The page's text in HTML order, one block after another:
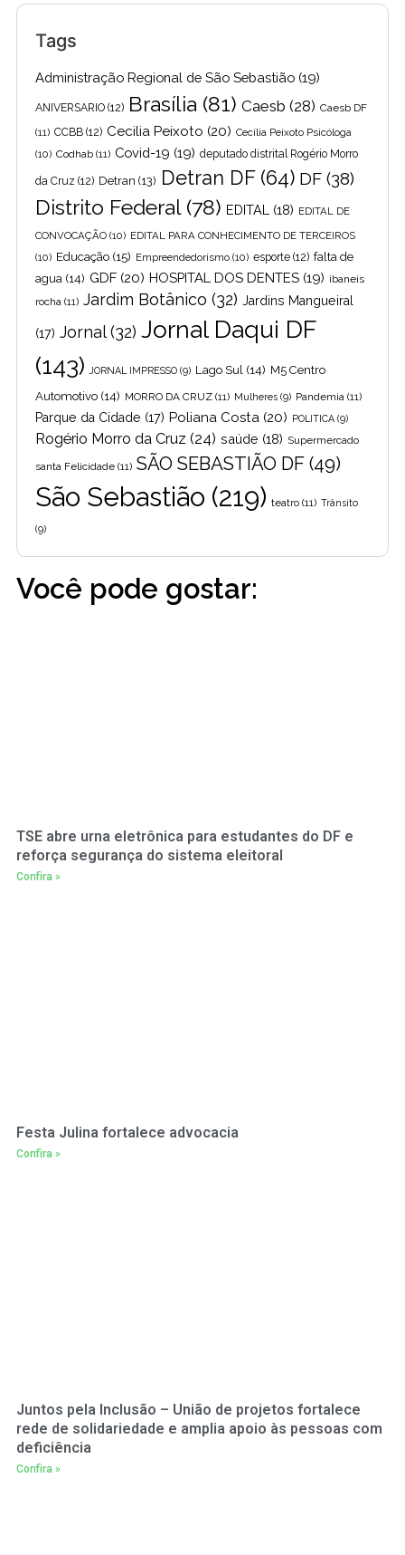
Tags
Administração Regional de São Sebastião (19)
ANIVERSARIO (12) Brasília (81) Caesb (28) Caesb DF
(11) CCBB (12) Cecilia Peixoto (20) Cecília Peixoto Psicóloga
(10) Codhab (11) Covid-19 (19) deputado distrital Rogério Morro
da Cruz (12) Detran (13) Detran DF(64) DF (38)
Distrito Federal(78) EDITAL (18) EDITAL DE
CONVOCAÇÃO (10) EDITAL PARA CONHECIMENTO DE TERCEIROS
(10) Educação (15) Empreendedorismo (10) esporte (12) falta de
agua (14) GDF (20) HOSPITAL DOS DENTES (19) ibaneis
rocha (11) Jardim Botânico (32) Jardins Mangueiral
(17) Jornal(32) Jornal Daqui DF
(143) JORNAL IMPRESSO (9) Lago Sul (14) M5 Centro
Automotivo (14) MORRO DA CRUZ (11) Mulheres (9) Pandemia (11)
Parque da Cidade (17) Poliana Costa (20) POLITICA (9)
Rogério Morro da Cruz (24) saúde (18) Supermercado
santa Felicidade (11) SÃO SEBASTIÃO DF (49)
São Sebastião (219) teatro (11) Trânsito
(9)
Você pode gostar:
TSE abre urna eletrônica para estudantes do DF e
reforça segurança do sistema eleitoral
Confira »
Festa Julina fortalece advocacia
Confira »
Juntos pela Inclusão – União de projetos fortalece
rede de solidariedade e amplia apoio às pessoas com
deficiência
Confira »